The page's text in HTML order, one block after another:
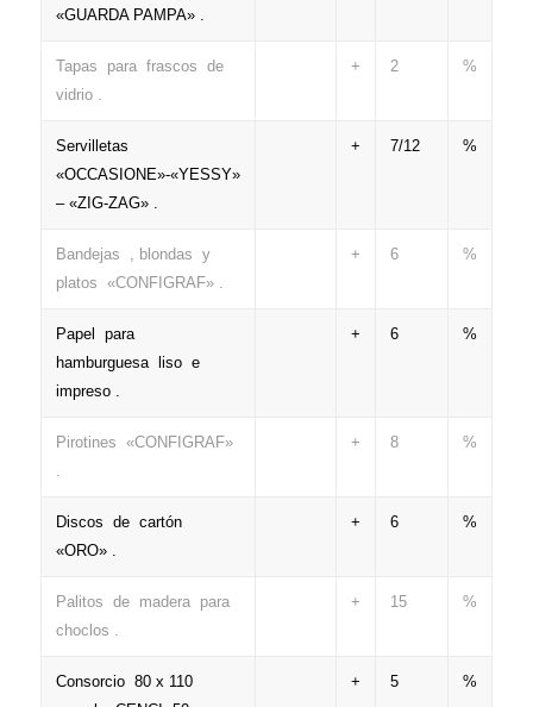
«GUARDA PAMPA» .
Tapas para frascos de
vidrio .
+ 2 %
Servilletas
«OCCASIONE»-«YESSY»
– «ZIG-ZAG» .
+ 7/12 %
Bandejas , blondas y
platos «CONFIGRAF» .
+ 6 %
Papel para
hamburguesa liso e
impreso .
+ 6 %
Pirotines «CONFIGRAF»
.
+ 8 %
Discos de cartón
«ORO» .
+ 6 %
Palitos de madera para
choclos .
+ 15 %
Consorcio 80 x 110
+ 5 %